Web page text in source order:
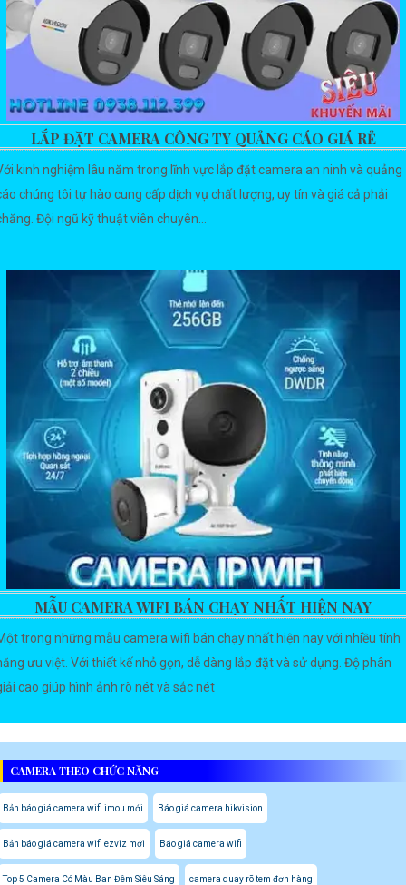
LẮP ĐẶT CAMERA CÔNG TY QUẢNG CÁO GIÁ RẺ
kinh nghiệm lâu năm trong lĩnh vực lắp đặt camera an ninh và quảng
chúng tôi tự hào cung cấp dịch vụ chất lượng, uy tín và giá cả phải
Đội ngũ kỹ thuật viên chuyên...
MẪU CAMERA WIFI BÁN CHẠY NHẤT HIỆN NAY
trong những mẫu camera wifi bán chạy nhất hiện nay với nhiều tính
ưu việt. Với thiết kế nhỏ gọn, dễ dàng lắp đặt và sử dụng. Độ phân
cao giúp hình ảnh rõ nét và sắc nét
CAMERA THEO CHỨC NĂNG
Bản báo giá camera wifi imou mới Báo giá camera hikvision
Bản báo giá camera wifi ezviz mới Báo giá camera wifi
Top 5 Camera Có Màu Ban Đêm Siêu Sáng camera quay rõ tem đơn hàng